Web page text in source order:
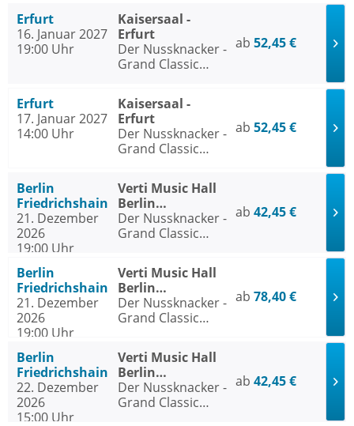
traditionelle
Wintertournee
Erfurt
16. Januar 2027
19:00 Uhr
Kaisersaal -
Erfurt
Der Nussknacker -
Grand Classic
traditionelle
Wintertournee
ab 52,45 €
Erfurt
17. Januar 2027
14:00 Uhr
Kaisersaal -
Erfurt
Der Nussknacker -
Grand Classic
traditionelle
Wintertournee
ab 52,45 €
Berlin
Friedrichshain
21. Dezember
2026
19:00 Uhr
Verti Music Hall
Berlin
Friedrichshain
Der Nussknacker -
Grand Classic
traditionelle
Wintertournee
ab 42,45 €
Berlin
Friedrichshain
21. Dezember
2026
19:00 Uhr
Verti Music Hall
Berlin
Friedrichshain
Der Nussknacker -
Grand Classic
traditionelle
Wintertournee
ab 78,40 €
Berlin
Friedrichshain
22. Dezember
2026
15:00 Uhr
Verti Music Hall
Berlin
Friedrichshain
Der Nussknacker -
Grand Classic
ab 42,45 €